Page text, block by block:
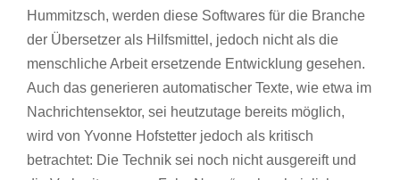
Hummitzsch, werden diese Softwares für die Branche
der Übersetzer als Hilfsmittel, jedoch nicht als die
menschliche Arbeit ersetzende Entwicklung gesehen.
Auch das generieren automatischer Texte, wie etwa im
Nachrichtensektor, sei heutzutage bereits möglich,
wird von Yvonne Hofstetter jedoch als kritisch
betrachtet: Die Technik sei noch nicht ausgereift und